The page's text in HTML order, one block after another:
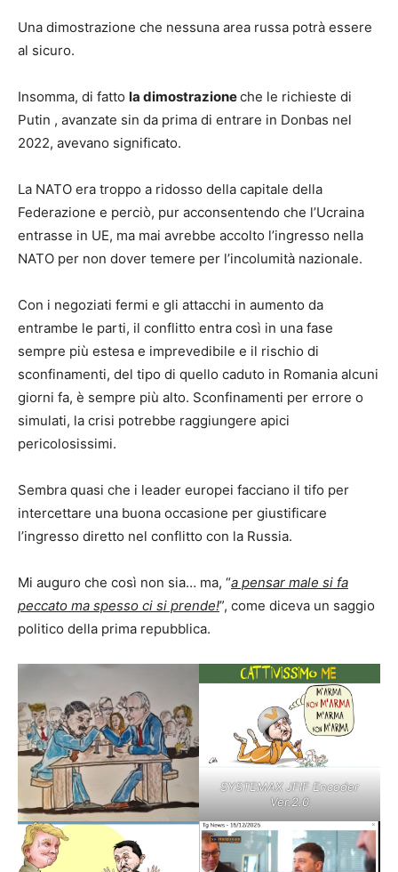
Una dimostrazione che nessuna area russa potrà essere
al sicuro.
Insomma, di fatto la dimostrazioneche le richieste di
Putin , avanzate sin da prima di entrare in Donbas nel
2022, avevano significato.
La NATO era troppo a ridosso della capitale della
Federazione e perciò, pur acconsentendo che l’Ucraina
entrasse in UE, ma mai avrebbe accolto l’ingresso nella
NATO per non dover temere per l’incolumità nazionale.
Con i negoziati fermi e gli attacchi in aumento da
entrambe le parti, il conflitto entra così in una fase
sempre più estesa e imprevedibile e il rischio di
sconfinamenti, del tipo di quello caduto in Romania alcuni
giorni fa, è sempre più alto. Sconfinamenti per errore o
simulati, la crisi potrebbe raggiungere apici
pericolosissimi.
Sembra quasi che i leader europei facciano il tifo per
intercettare una buona occasione per giustificare
l’ingresso diretto nel conflitto con la Russia.
Mi auguro che così non sia… ma, “a pensar male si fa
peccato ma spesso ci si prende!”, come diceva un saggio
politico della prima repubblica.
SYSTEMAX JFIF Encoder
Ver.2.0